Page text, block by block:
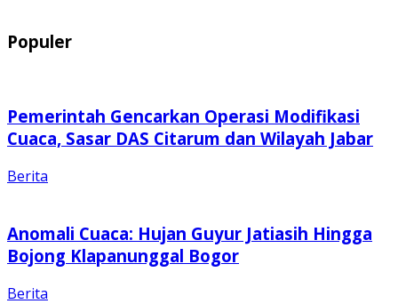
Populer
Pemerintah Gencarkan Operasi Modifikasi
Cuaca, Sasar DAS Citarum dan Wilayah Jabar
Berita
Anomali Cuaca: Hujan Guyur Jatiasih Hingga
Bojong Klapanunggal Bogor
Berita